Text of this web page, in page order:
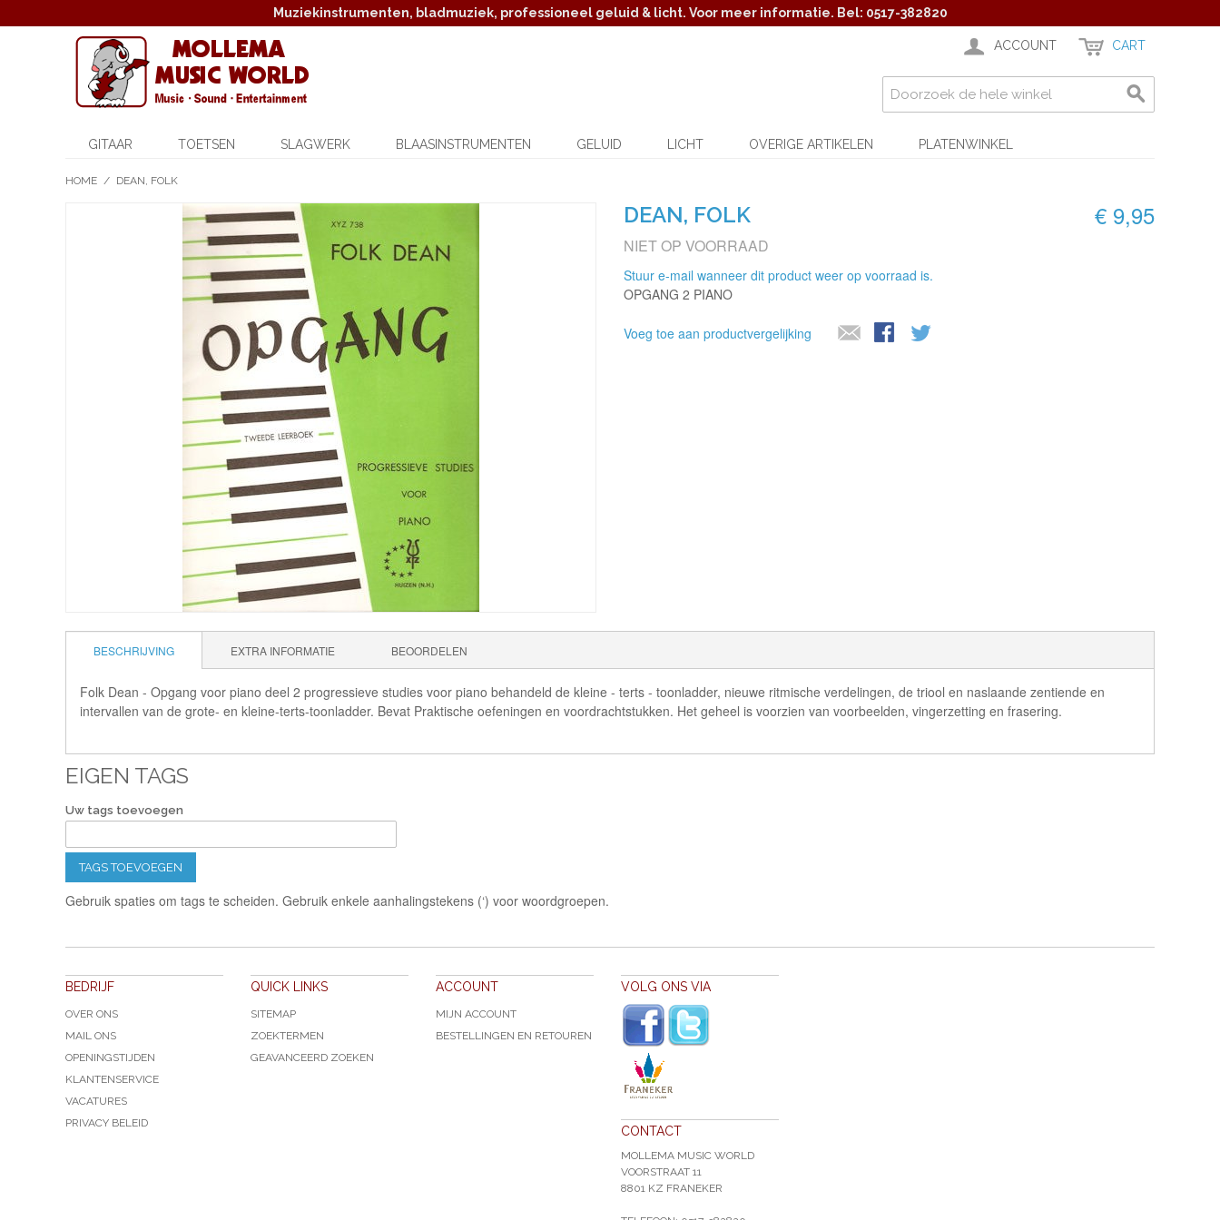
Muziekinstrumenten, bladmuziek, professioneel geluid & licht. Voor meer informatie. Bel: 0517-382820
ACCOUNT CART
GITAAR TOETSEN SLAGWERK BLAASINSTRUMENTEN GELUID LICHT OVERIGE ARTIKELEN PLATENWINKEL
HOME / DEAN, FOLK
DEAN, FOLK € 9,95
NIET OP VOORRAAD
Stuur e-mail wanneer dit product weer op voorraad is.
OPGANG 2 PIANO
Voeg toe aan productvergelijking
BESCHRIJVING EXTRA INFORMATIE BEOORDELEN
Folk Dean - Opgang voor piano deel 2 progressieve studies voor piano behandeld de kleine - terts - toonladder, nieuwe ritmische verdelingen, de triool en naslaande zentiende en
intervallen van de grote- en kleine-terts-toonladder. Bevat Praktische oefeningen en voordrachtstukken. Het geheel is voorzien van voorbeelden, vingerzetting en frasering.
EIGEN TAGS
Uw tags toevoegen
TAGS TOEVOEGEN
Gebruik spaties om tags te scheiden. Gebruik enkele aanhalingstekens (‘) voor woordgroepen.
BEDRIJF
OVER ONS
MAIL ONS
OPENINGSTIJDEN
KLANTENSERVICE
VACATURES
PRIVACY BELEID
QUICK LINKS
SITEMAP
ZOEKTERMEN
GEAVANCEERD ZOEKEN
ACCOUNT
MIJN ACCOUNT
BESTELLINGEN EN RETOUREN
VOLG ONS VIA
CONTACT
MOLLEMA MUSIC WORLD
VOORSTRAAT 11
8801 KZ FRANEKER